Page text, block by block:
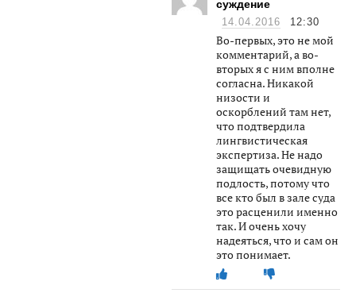
суждение
14.04.2016 12:30
Во-первых, это не мой
комментарий, а во-
вторых я с ним вполне
согласна. Никакой
низости и
оскорблений там нет,
что подтвердила
лингвистическая
экспертиза. Не надо
защищать очевидную
подлость, потому что
все кто был в зале суда
это расценили именно
так. И очень хочу
надеяться, что и сам он
это понимает.